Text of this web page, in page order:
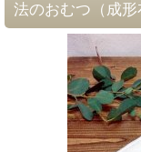
法のおむつ（成